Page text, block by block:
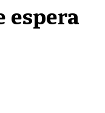
espera